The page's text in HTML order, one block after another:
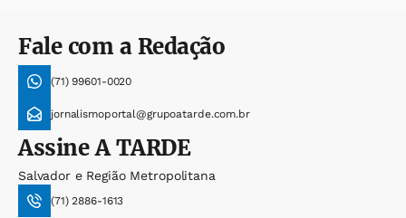
Fale com a Redação
(71) 99601-0020
jornalismoportal@grupoatarde.com.br
AssineA TARDE
Salvador e Região Metropolitana
(71) 2886-1613